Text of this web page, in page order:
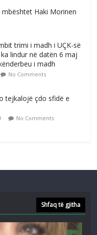
Haki Morinen
trimi i madh i UÇK-së
lindur në datën 6 maj
i madh
No Comments
tejkalojë çdo sfidë e
No Comments
Shfaq të gjitha